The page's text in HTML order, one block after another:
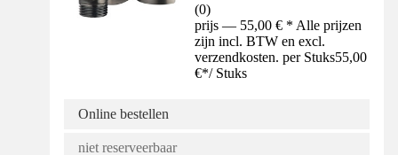
(0)
prijs — 55,00 € * Alle prijzen
zijn incl. BTW en excl.
verzendkosten. per Stuks55,00
€*/ Stuks
Online bestellen
niet reserveerbaar